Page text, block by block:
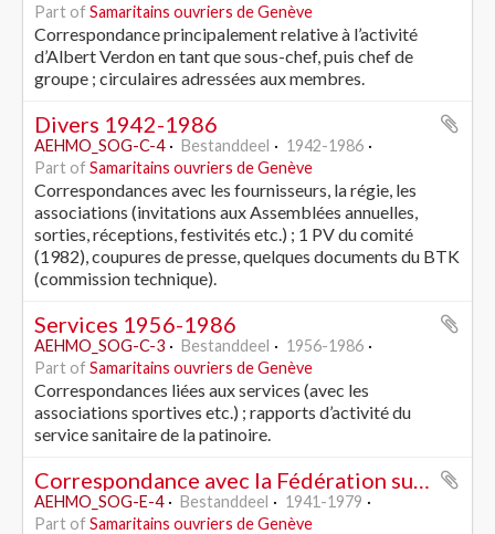
Part ofSamaritains ouvriers de Genève
Correspondance principalement relative à l’activité
d’Albert Verdon en tant que sous-chef, puis chef de
groupe ; circulaires adressées aux membres.
Divers 1942-1986
AEHMO_SOG-C-4 Bestanddeel
1942-1986
Part ofSamaritains ouvriers de Genève
Correspondances avec les fournisseurs, la régie, les
associations (invitations aux Assemblées annuelles,
sorties, réceptions, festivités etc.) ; 1 PV du comité
(1982), coupures de presse, quelques documents du BTK
(commission technique).
Services 1956-1986
AEHMO_SOG-C-3 Bestanddeel
1956-1986
Part ofSamaritains ouvriers de Genève
Correspondances liées aux services (avec les
associations sportives etc.) ; rapports d’activité du
service sanitaire de la patinoire.
Correspondance avec la Fédération suisse (1941-1979)
AEHMO_SOG-E-4 Bestanddeel
1941-1979
Part ofSamaritains ouvriers de Genève